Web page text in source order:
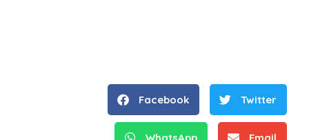
Facebook Twitter